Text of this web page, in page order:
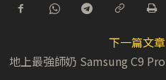
下一篇文章
地上最強師奶 Samsung C9 Pro